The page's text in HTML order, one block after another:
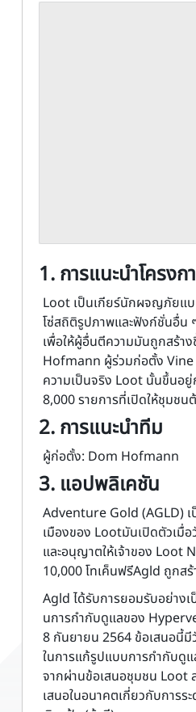
1. การแนะนำโครงก
Loot เป็นเกียร์นักผจญภัยแบ
โซ่สถิติรูปภาพและฟังก์ชั่นอื่น
เพื่อให้ผู้อื่นตีความมันถูกสร้า
Hofmann ผู้ร่วมก่อตั้ง
ความเป็นจริง Loot นั้นขึ้นอ
8,000 รายการที่เปิดให้ชุมชน
2. การแนะนำทีม
ผู้ก่อตั้ง: Dom Hofmann
3. แอปพลิเคชัน
Adventure Gold (AGLD) เ
เมืองของ Lootมันเปิดตัวเมื่
และอนุญาตให้เจ้าของ Loot
10,000 โทเค็นฟรีAgld ถูกส
Agld ได้รับการยอมรับอย่างเ
นการกำกับดูแลของ
8 กันยายน 2564 ข้อเสนอนี้มี
ในการแก้รูปแบบการกำกับดู
จากผ่านข้อเสนอชุมชน Loot
เสนอในอนาคตเกี่ยวกับการ